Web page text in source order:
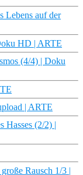
Lebens auf der
HD | ARTE
(4/4) | Doku
| ARTE
Hasses (2/2) |
Rausch 1/3 |